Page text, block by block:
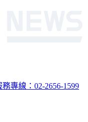
專線：02-2656-1599